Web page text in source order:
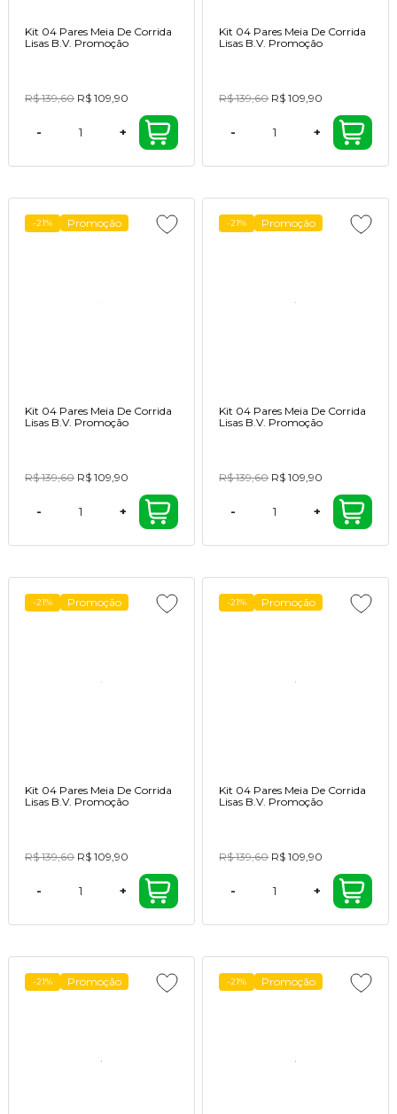
Kit 04 Pares Meia De Corrida
Lisas B.V. Promoção
R$ 139,60 R$ 109,90
- +
Kit 04 Pares Meia De Corrida
Lisas B.V. Promoção
R$ 139,60 R$ 109,90
- +
-21% Promoção
Kit 04 Pares Meia De Corrida
Lisas B.V. Promoção
R$ 139,60 R$ 109,90
- +
-21% Promoção
Kit 04 Pares Meia De Corrida
Lisas B.V. Promoção
R$ 139,60 R$ 109,90
- +
-21% Promoção
Kit 04 Pares Meia De Corrida
Lisas B.V. Promoção
R$ 139,60 R$ 109,90
- +
-21% Promoção
Kit 04 Pares Meia De Corrida
Lisas B.V. Promoção
R$ 139,60 R$ 109,90
- +
-21% Promoção -21% Promoção